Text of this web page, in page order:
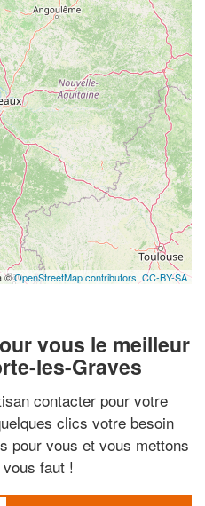
©OpenStreetMap contributors, CC-BY-SA
vous le meilleur
les-Graves
contacter pour votre
clics votre besoin
pour vous et vous mettons
faut !